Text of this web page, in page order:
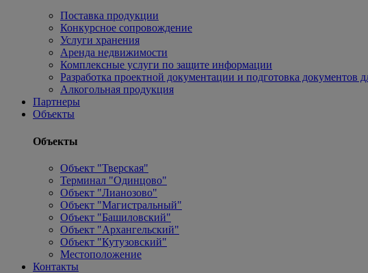
Поставка продукции
Конкурсное сопровождение
Услуги хранения
Аренда недвижимости
Комплексные услуги по защите информации
Разработка проектной документации и подготовка документов
Алкогольная продукция
Партнеры
Объекты
Объекты
Объект "Тверская"
Терминал "Одинцово"
Объект "Лианозово"
Объект "Магистральный"
Объект "Башиловский"
Объект "Архангельский"
Объект "Кутузовский"
Местоположение
Контакты